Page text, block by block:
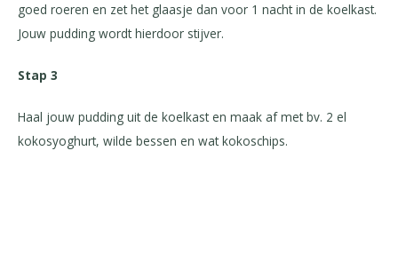
goed roeren en zet het glaasje dan voor 1 nacht in de koelkast.
Jouw pudding wordt hierdoor stijver.
Stap 3
Haal jouw pudding uit de koelkast en maak af met bv. 2 el
kokosyoghurt, wilde bessen en wat kokoschips.